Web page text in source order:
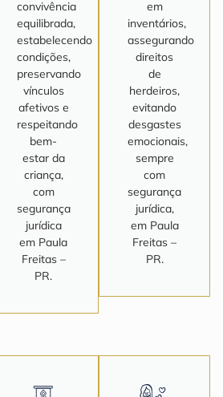
convivência
equilibrada,
estabelecendo
condições,
preservando
vínculos
afetivos e
respeitando
bem-
estar da
criança,
com
segurança
jurídica
em Paula
Freitas –
PR.
em
inventários,
assegurando
direitos
de
herdeiros,
evitando
desgastes
emocionais,
sempre
com
segurança
jurídica,
em Paula
Freitas –
PR.